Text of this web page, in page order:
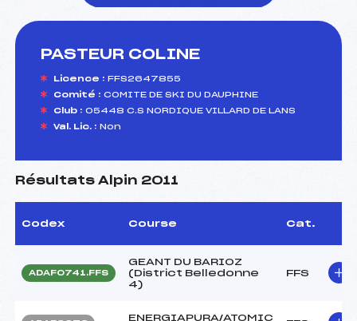
PASTEUR COLINE
Licence : FFS2647855
Comité : COMITE DE SKI DU DAUPHINE
Club : 05448 C.S NORDIQUE VILLARD DE LANS
Val. Lic. : Non
Résultats Alpin 2011
Codex Course Cat.
ADAF0741.FFS
GEANT DU BARIOZ
(District Belledonne
4)
FFS
ENERGIAPURA/ATOMIC